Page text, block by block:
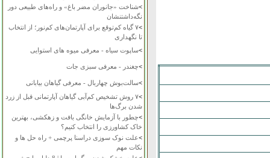
>شناخت «جانوران مضر باغ» و راه‌های طبیعی دور
نگه‌داشتنشان
>
۷ گیاه کم‌توقع برای آپارتمان‌های کم‌نور؛ از انتخاب
تا نگهداری
>ساپوت سیاه - معرفی میوه های استوایی
>چغندر - معرفی سبزی جات
>سالت‌بوش چهاربال - معرفی گیاهان بیابانی
>
۷ روش تشخیص کم‌آبی گیاهان آپارتمانی قبل از زرد
شدن برگ‌ها
>چطور با آزمایش خانگی بافت و زهکشی، بهترین
خاک کشاورزی را انتخاب کنیم؟
>علت نوک سوزی دراسنا پرچمی + راه حل ها و
نکات مهم